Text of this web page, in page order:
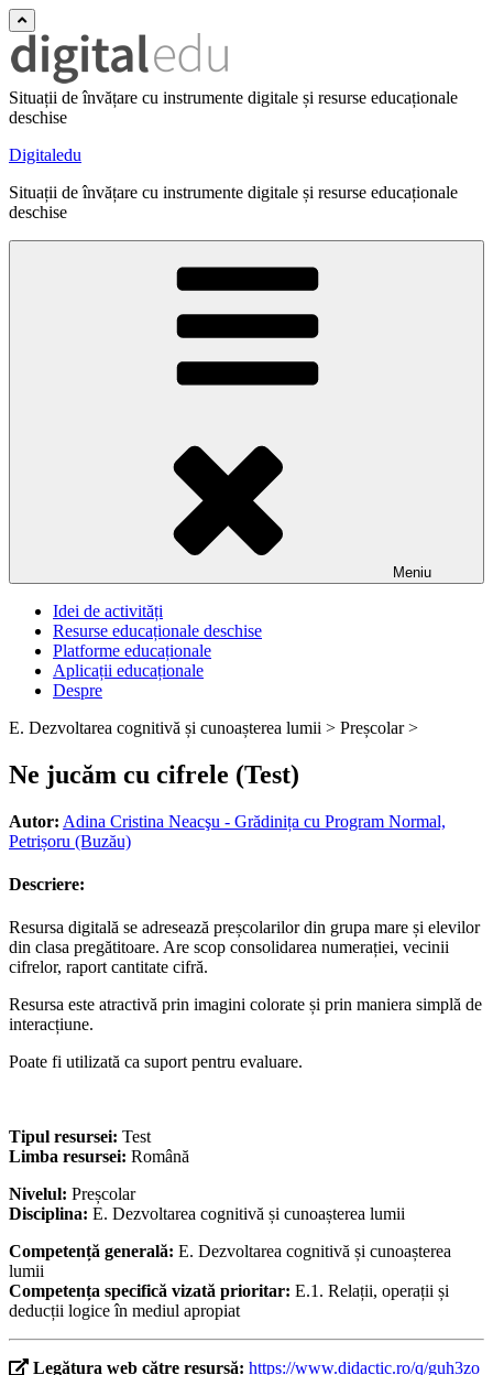
Situații de învățare cu instrumente digitale și resurse educaționale
deschise
Digitaledu
Situații de învățare cu instrumente digitale și resurse educaționale
deschise
Meniu
Idei de activități
Resurse educaționale deschise
Platforme educaționale
Aplicații educaționale
Despre
E. Dezvoltarea cognitivă și cunoașterea lumii > Preșcolar >
Ne jucăm cu cifrele (Test)
Autor: Adina Cristina Neacşu - Grădinița cu Program Normal,
Petrișoru (Buzău)
Descriere:
Resursa digitală se adresează preșcolarilor din grupa mare și elevilor
din clasa pregătitoare. Are scop consolidarea numerației, vecinii
cifrelor, raport cantitate cifră.
Resursa este atractivă prin imagini colorate și prin maniera simplă de
interacțiune.
Poate fi utilizată ca suport pentru evaluare.
Tipul resursei: Test
Limba resursei: Română
Nivelul: Preșcolar
Disciplina: E. Dezvoltarea cognitivă și cunoașterea lumii
Competență generală: E. Dezvoltarea cognitivă și cunoașterea
lumii
Competența specifică vizată prioritar: E.1. Relații, operații și
deducții logice în mediul apropiat
Legătura web către resursă: https://www.didactic.ro/q/guh3zo